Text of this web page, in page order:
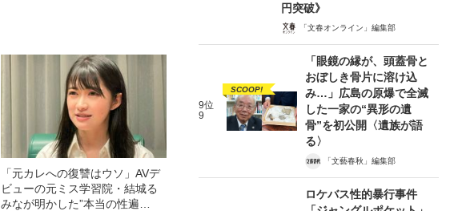
「元カレへの復讐はウソ」AVデ
ビューの元ミス学習院・結城る
みなが明かした”本当の性遍
円突破》
「文春オンライン」編集部
9位
9
SCOOP!
「眼鏡の縁が、頭蓋骨と
おぼしき骨片に溶け込
み…」広島の原爆で全滅
した一家の“異形の遺
骨”を初公開〈遺族が語
る〉
「文藝春秋」編集部
ロケバス性的暴行事件